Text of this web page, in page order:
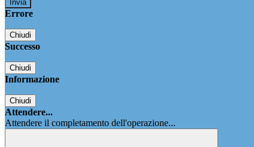
Errore
Chiudi
Successo
Chiudi
Informazione
Chiudi
Attendere...
Attendere il completamento dell'operazione...